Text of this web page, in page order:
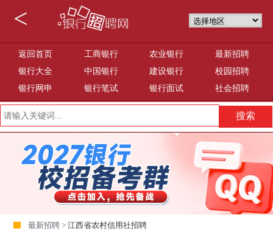
<
返回首页 工商银行 农业银行
最新招聘
银行大全
中国银行 建设银行
校园招聘
银行网申
银行笔试 银行面试 社会招聘
最新招聘 >江西省农村信用社招聘